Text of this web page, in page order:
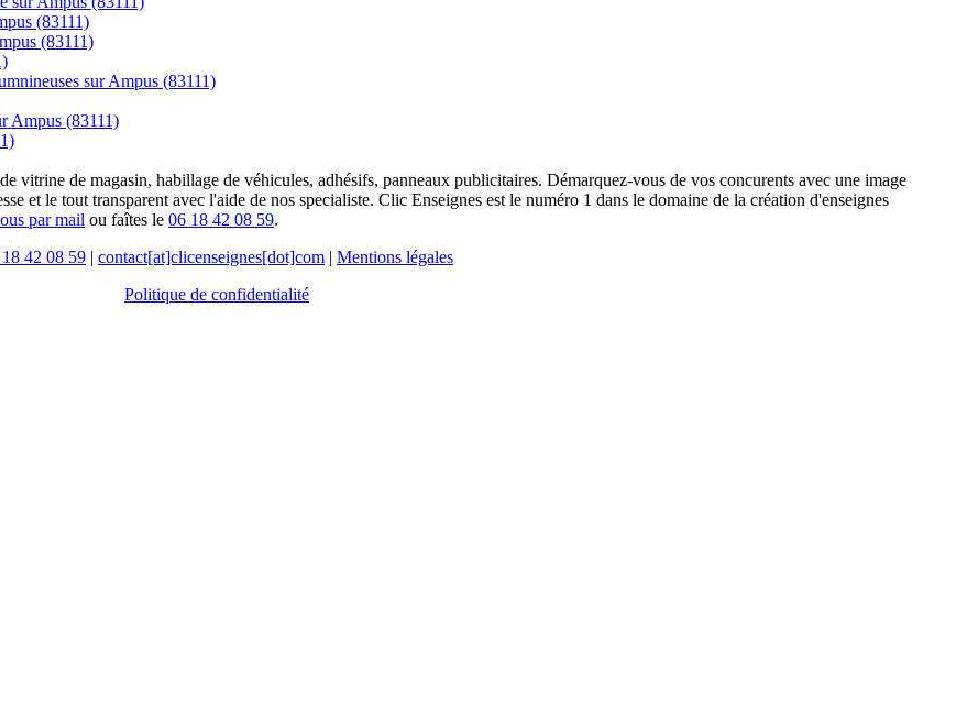
(83111)
(83111)
sur Ampus (83111)
Ampus (83111)
vitrine de magasin, habillage de véhicules, adhésifs, panneaux publicitaires. Démarquez-vous de vos concurents avec une image
et le tout transparent avec l'aide de nos specialiste. Clic Enseignes est le numéro 1 dans le domaine de la création d'enseignes
par mail ou faîtes le 06 18 42 08 59.
42 08 59 | contact[at]clicenseignes[dot]com | Mentions légales
Politique de confidentialité